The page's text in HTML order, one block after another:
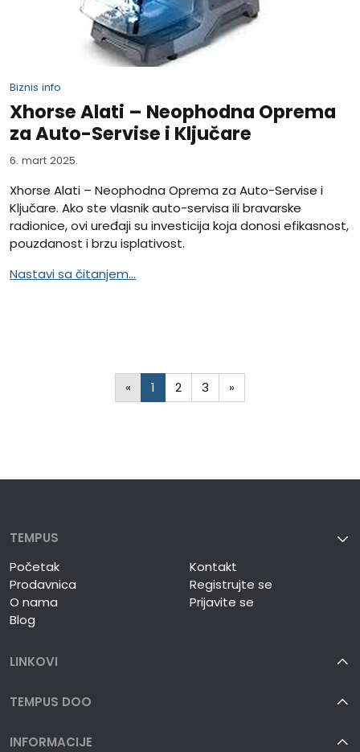
Biznis info
Xhorse Alati – Neophodna Oprema
za Auto-Servise i Ključare
6. mart 2025.
Xhorse Alati – Neophodna Oprema za Auto-Servise i
Ključare. Ako ste vlasnik auto-servisa ili bravarske
radionice, ovi uređaji su investicija koja donosi efikasnost,
pouzdanost i brzu isplativost.
Nastavi sa čitanjem...
« 1 2 3 »
TEMPUS
Početak
Prodavnica
O nama
Blog
Kontakt
Registrujte se
Prijavite se
LINKOVI
TEMPUS DOO
INFORMACIJE